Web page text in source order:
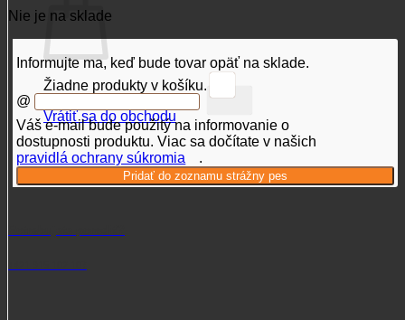
Žiadne produkty v košíku.
Vrátiť sa do obchodu
Nie je na sklade
Informujte ma, keď bude tovar opäť na sklade.
@
Váš e-mail bude použitý na informovanie o
dostupnosti produktu. Viac sa dočítate v našich
pravidlá ochrany súkromia
.